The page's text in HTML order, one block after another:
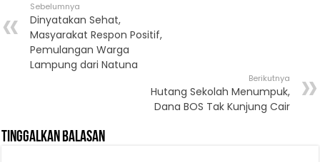
Sebelumnya
Dinyatakan Sehat,
Masyarakat Respon Positif,
Pemulangan Warga
Lampung dari Natuna
Berikutnya
Hutang Sekolah Menumpuk,
Dana BOS Tak Kunjung Cair
Tinggalkan Balasan